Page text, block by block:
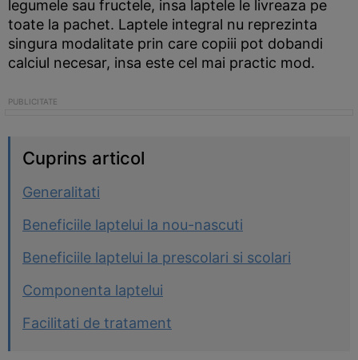
legumele sau fructele, insa laptele le livreaza pe
toate la pachet. Laptele integral nu reprezinta
singura modalitate prin care copiii pot dobandi
calciul necesar, insa este cel mai practic mod.
Cuprins articol
Generalitati
Beneficiile laptelui la nou-nascuti
Beneficiile laptelui la prescolari si scolari
Componenta laptelui
Facilitati de tratament